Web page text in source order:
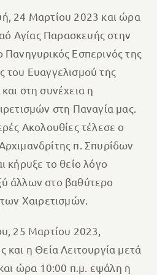
24 Μαρτίου 2023 και ώρα
Αγίας Παρασκευής στην
Εσπερινός της
του Ευαγγελισμού της
στη συνέχεια η
στη Παναγία μας.
Ακολουθίες τέλεσε ο
π. Σπυρίδων
κήρυξε το θείο λόγο
άλλων στο βαθύτερο
Χαιρετισμών.
25 Μαρτίου 2023,
η Θεία Λειτουργία μετά
ώρα 10:00 π.μ. εψάλη η